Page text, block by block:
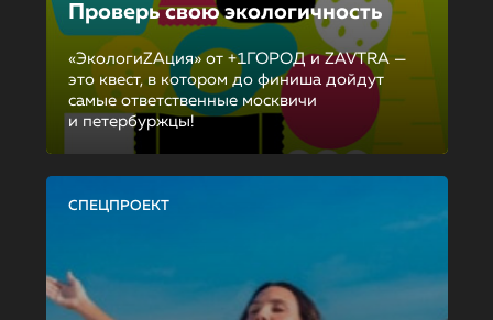
Проверь свою экологичность
«ЭкологиZAция» от +1ГОРОД и ZAVTRA —
это квест, в котором до финиша дойдут
самые ответственные москвичи
и петербуржцы!
СПЕЦПРОЕКТ